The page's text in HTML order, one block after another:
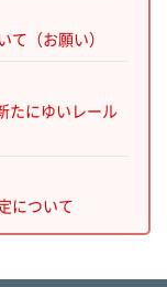
（お願い）
にゆいレール
について